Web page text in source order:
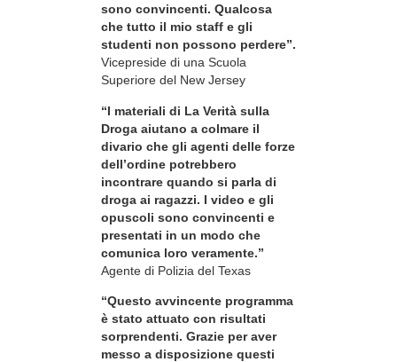
sono convincenti. Qualcosa
che tutto il mio staff e gli
studenti non possono perdere”.
Vicepreside di una Scuola
Superiore del New Jersey
“I materiali di La Verità sulla
Droga aiutano a colmare il
divario che gli agenti delle forze
dell’ordine potrebbero
incontrare quando si parla di
droga ai ragazzi. I video e gli
opuscoli sono convincenti e
presentati in un modo che
comunica loro veramente.”
Agente di Polizia del Texas
“Questo avvincente programma
è stato attuato con risultati
sorprendenti. Grazie per aver
messo a disposizione questi